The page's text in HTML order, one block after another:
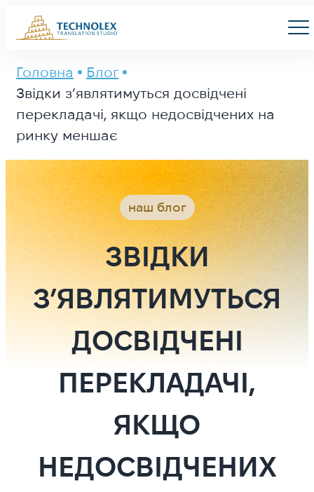
Main Logo
Menu
Головна
Блог
Звідки з’являтимуться досвідчені
перекладачі, якщо недосвідчених на
ринку меншає
наш блог
ЗВІДКИ
З’ЯВЛЯТИМУТЬСЯ
ДОСВІДЧЕНІ
ПЕРЕКЛАДАЧІ,
ЯКЩО
НЕДОСВІДЧЕНИХ